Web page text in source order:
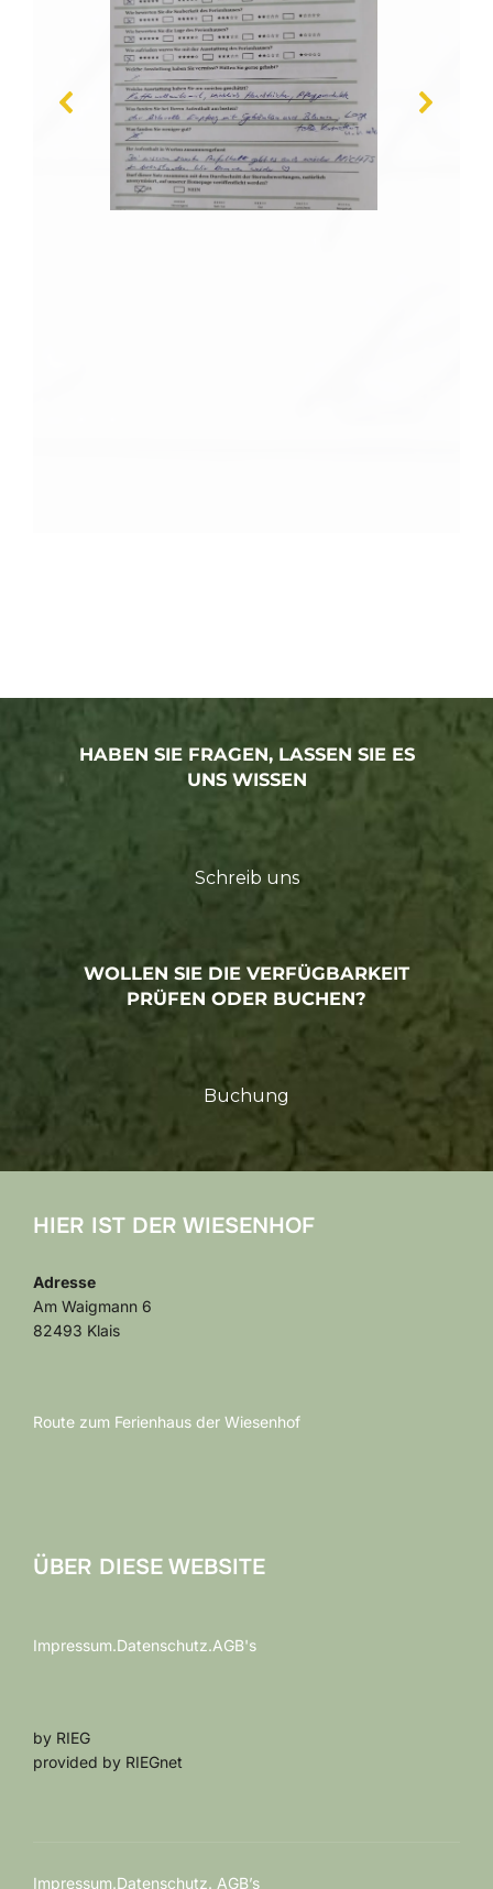
HABEN SIE FRAGEN, LASSEN SIE ES
UNS WISSEN
Schreib uns
WOLLEN SIE DIE VERFÜGBARKEIT
PRÜFEN ODER BUCHEN?
Buchung
HIER IST DER WIESENHOF
Adresse
Am Waigmann 6
82493 Klais
Route zum Ferienhaus der Wiesenhof
ÜBER DIESE WEBSITE
Impressum.Datenschutz.AGB's
by RIEG
provided by RIEGnet
Impressum.Datenschutz. AGB’s